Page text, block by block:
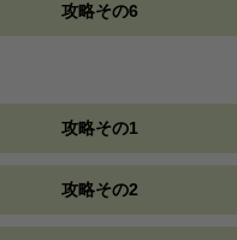
攻略その6
攻略その1
攻略その2